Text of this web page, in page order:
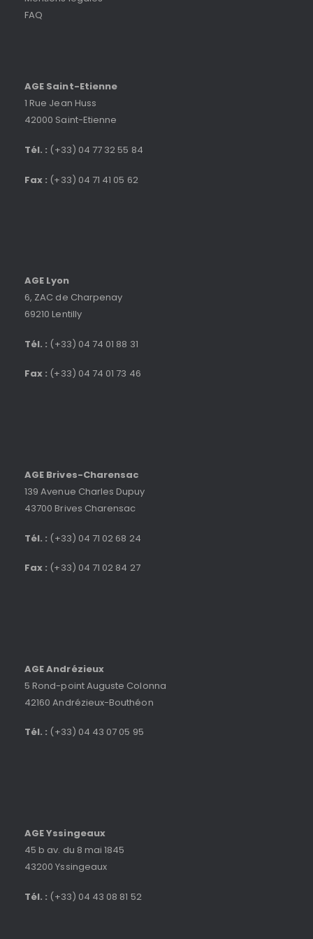
FAQ
AGE Saint-Etienne
1 Rue Jean Huss
42000 Saint-Etienne
Tél. : (+33) 04 77 32 55 84
Fax : (+33) 04 71 41 05 62
AGE Lyon
6, ZAC de Charpenay
69210 Lentilly
Tél. : (+33) 04 74 01 88 31
Fax : (+33) 04 74 01 73 46
AGE Brives-Charensac
139 Avenue Charles Dupuy
43700 Brives Charensac
Tél. : (+33) 04 71 02 68 24
Fax : (+33) 04 71 02 84 27
AGE Andrézieux
5 Rond-point Auguste Colonna
42160 Andrézieux-Bouthéon
Tél. : (+33) 04 43 07 05 95
AGE Yssingeaux
45 b av. du 8 mai 1845
43200 Yssingeaux
Tél. : (+33) 04 43 08 81 52